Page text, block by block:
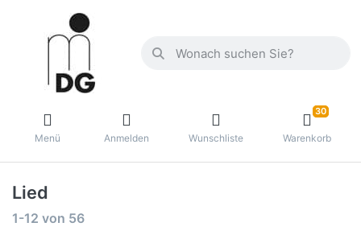
Menü Anmelden Wunschliste
30
Warenkorb
Lied
1-12 von 56